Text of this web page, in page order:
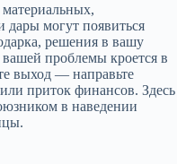
материальных,
дары могут появиться
решения в вашу
вашей проблемы кроется в
выход — направьте
приток финансов. Здесь
в наведении